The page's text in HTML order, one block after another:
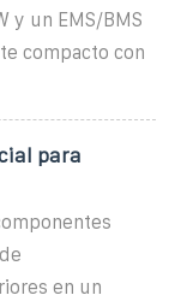
y un EMS/BMS
compacto con
para
en un